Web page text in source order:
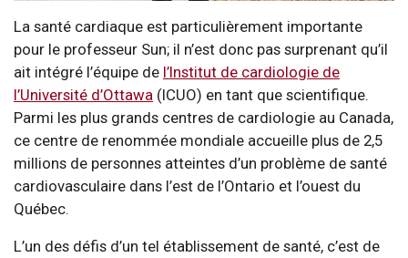
La santé cardiaque est particulièrement importante
pour le professeur Sun; il n’est donc pas surprenant qu’il
ait intégré l’équipe de l’Institut de cardiologie de
l’Université d’Ottawa (ICUO) en tant que scientifique.
Parmi les plus grands centres de cardiologie au Canada,
ce centre de renommée mondiale accueille plus de 2,5
millions de personnes atteintes d’un problème de santé
cardiovasculaire dans l’est de l’Ontario et l’ouest du
Québec.
L’un des défis d’un tel établissement de santé, c’est de